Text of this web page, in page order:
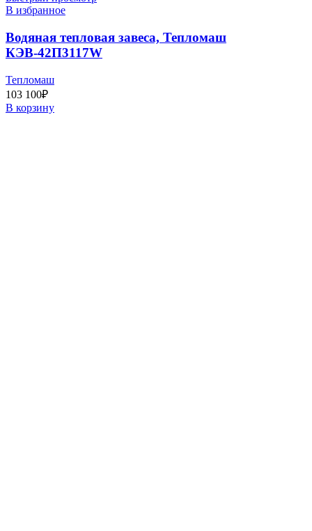
В избранное
Водяная тепловая завеса, Тепломаш
КЭВ-42П3117W
Тепломаш
103 100₽
В корзину